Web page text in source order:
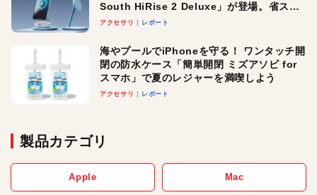
South HiRise 2 Deluxe」が登場。省スペ
ースでおしゃれに充電したい人にオスス
アクセサリ レポート
海やプールでiPhoneを守る！ ワンタッチ開
閉の防水ケース「簡単開閉 ミズアソビ for
スマホ」で夏のレジャーを満喫しよう
アクセサリ レポート
製品カテゴリ
Apple Mac